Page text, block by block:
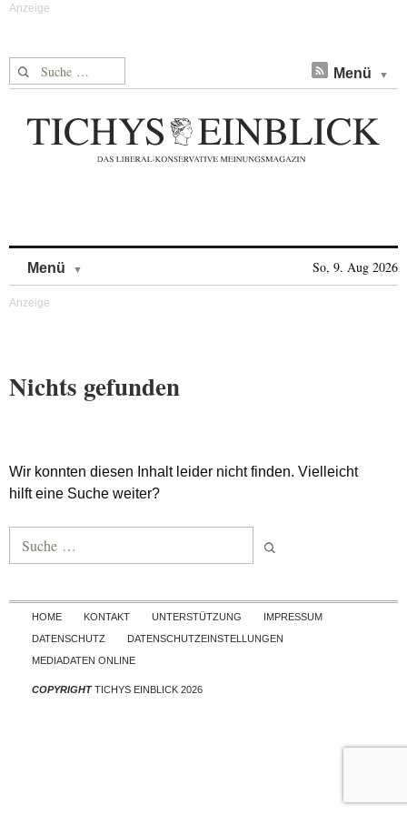
Suche nach: Menü
Menü So, 9. Aug 2026
Nichts gefunden
Wir konnten diesen Inhalt leider nicht finden. Vielleicht
hilft eine Suche weiter?
Suche nach:
Skip to content
HOME KONTAKT UNTERSTÜTZUNG
IMPRESSUM
DATENSCHUTZ
DATENSCHUTZEINSTELLUNGEN
MEDIADATEN ONLINE
COPYRIGHTTICHYS EINBLICK 2026